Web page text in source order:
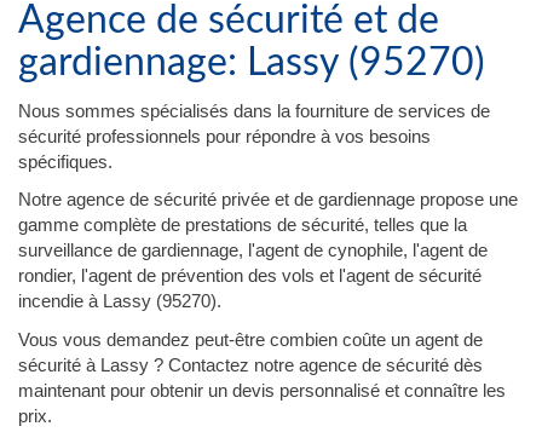
Agence de sécurité et de
gardiennage: Lassy (95270)
Nous sommes spécialisés dans la fourniture de services de
sécurité professionnels pour répondre à vos besoins
spécifiques.
Notre agence de sécurité privée et de gardiennage propose une
gamme complète de prestations de sécurité, telles que la
surveillance de gardiennage, l'agent de cynophile, l'agent de
rondier, l'agent de prévention des vols et l'agent de sécurité
incendie à Lassy (95270).
Vous vous demandez peut-être combien coûte un agent de
sécurité à Lassy ? Contactez notre agence de sécurité dès
maintenant pour obtenir un devis personnalisé et connaître les
prix.